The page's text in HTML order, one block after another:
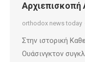
Αρχιεπισκοπή
orthodox news today
Στην ιστορική
Ουάσινγκτον